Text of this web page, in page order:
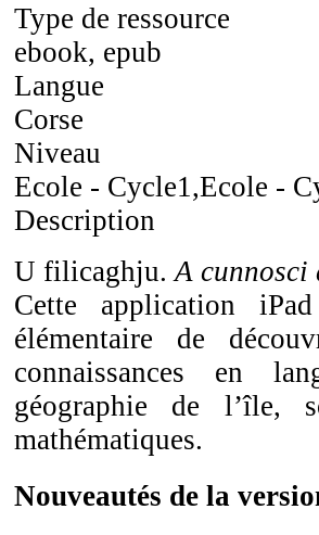
Type de ressource
ebook, epub
Langue
Corse
Niveau
Ecole - Cycle1,Ecole -
Description
U filicaghju. A
Cette application
élémentaire de
connaissances en
géographie de
mathématiques.
Nouveautés de la